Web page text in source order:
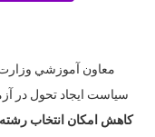
معاون آموزشي
سياست‌ ايجاد تحول در
كاهش امكان انتخاب